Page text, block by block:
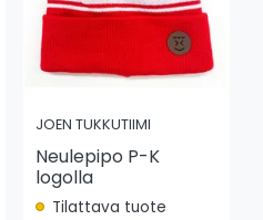
JOEN TUKKUTIIMI
Neulepipo P-K
logolla
Tilattava tuote